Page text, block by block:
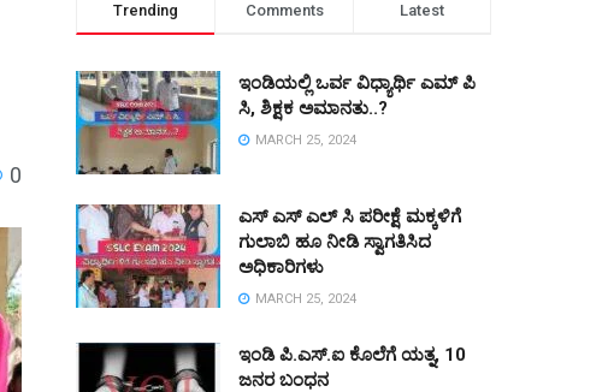
0
Trending Comments Latest
ಇಂಡಿಯಲ್ಲಿ ಒರ್ವ ವಿಧ್ಯಾರ್ಥಿ ಎಮ್ ಪಿ
ಸಿ, ಶಿಕ್ಷಕ ಅಮಾನತು..?
MARCH 25, 2024
ಎಸ್ ಎಸ್ ಎಲ್ ಸಿ ಪರೀಕ್ಷೆ ಮಕ್ಕಳಿಗೆ
ಗುಲಾಬಿ ಹೂ ನೀಡಿ ಸ್ವಾಗತಿಸಿದ
ಅಧಿಕಾರಿಗಳು
MARCH 25, 2024
ಇಂಡಿ ಪಿ.ಎಸ್.ಐ ಕೊಲೆಗೆ ಯತ್ನ, 10
ಜನರ ಬಂಧನ